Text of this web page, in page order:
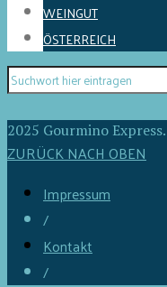
WEINGUT
ÖSTERREICH
2025 Gourmino
ZURÜCK NACH OBEN
Impressum
/
Kontakt
/